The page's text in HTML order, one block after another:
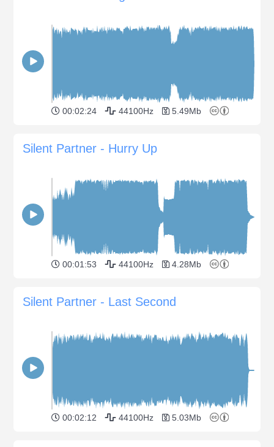
00:02:24 44100Hz 5.49Mb
Silent Partner - Hurry Up
00:01:53 44100Hz 4.28Mb
Silent Partner - Last Second
00:02:12 44100Hz 5.03Mb